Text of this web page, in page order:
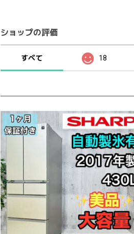
ショップの評価
すべて 18